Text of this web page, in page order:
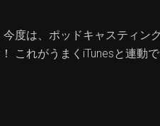
度は、ポッドキャスティン
これがうまくiTunesと連動